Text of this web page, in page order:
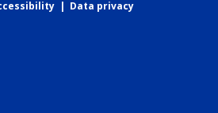
| Data privacy